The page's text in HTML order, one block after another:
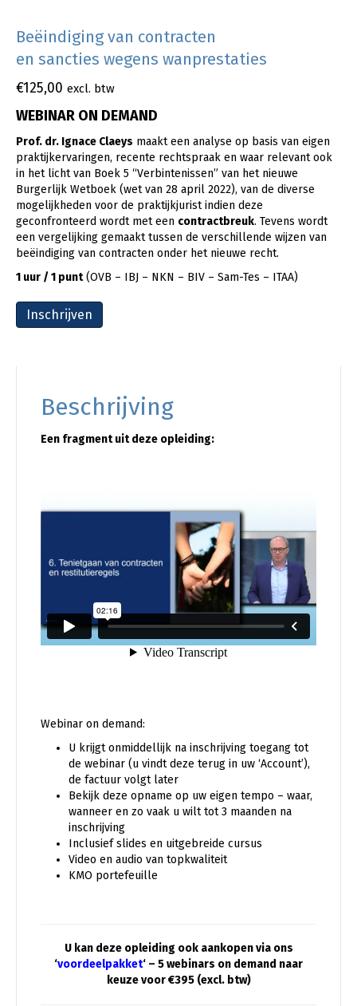
Beëindiging van contracten
en sancties wegens wanprestaties
€125,00 excl. btw
WEBINAR ON DEMAND
Prof. dr. Ignace Claeys maakt een analyse op basis van eigen
praktijkervaringen, recente rechtspraak en waar relevant ook
in het licht van Boek 5 “Verbintenissen” van het nieuwe
Burgerlijk Wetboek (wet van 28 april 2022), van de diverse
mogelijkheden voor de praktijkjurist indien deze
geconfronteerd wordt met een contractbreuk. Tevens wordt
een vergelijking gemaakt tussen de verschillende wijzen van
beëindiging van contracten onder het nieuwe recht.
1 uur / 1 punt(OVB – IBJ – NKN – BIV – Sam-Tes – ITAA)
Inschrijven
Beschrijving
Een fragment uit deze opleiding:
Webinar on demand:
U krijgt onmiddellijk na inschrijving toegang tot
de webinar (u vindt deze terug in uw ‘Account’),
de factuur volgt later
Bekijk deze opname op uw eigen tempo – waar,
wanneer en zo vaak u wilt tot 3 maanden na
inschrijving
Inclusief slides en uitgebreide cursus
Video en audio van topkwaliteit
KMO portefeuille
U kan deze opleiding ook aankopen via ons
‘voordeelpakket‘ – 5 webinars on demand naar
keuze voor €395 (excl. btw)